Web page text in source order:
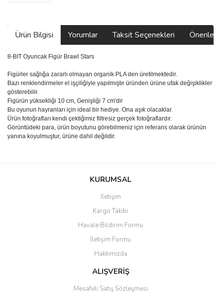
Ürün Bilgisi Yorumlar Taksit Seçenekleri
8-BIT Oyuncak Figür Brawl Stars
Figürler sağlığa zararlı olmayan organik PLA den üretilmektedir.
Bazı renklendirmeler el işçiliğiyle yapılmıştır üründen ürüne ufak değişiklikler
gösterebilir.
Figürün yüksekliği 10 cm, Genişliği 7 cm'dir
Bu oyunun hayranları için ideal bir hediye. Ona aşık olacaklar.
Ürün fotoğrafları kendi çektiğimiz filtresiz gerçek fotoğraflardır.
Görüntüdeki para, ürün boyutunu görebilmeniz için referans olarak ürünün
yanına koyulmuştur, ürüne dahil değildir.
Bu ürüne ilk yorumu siz yapın!
Ürün resmi kalitesiz, bozuk veya görüntülenemiyor.
Ürün açıklamasında eksik bilgiler bulunuyor.
Ürün bilgilerinde hatalar bulunuyor.
Ürün fiyatı diğer sitelerden daha pahalı.
Bu ürüne benzer farklı alternatifler olmalı.
KURUMSAL
İletişim
Kargo Takibi
Havale Bildirim Formu
İletişim Formu
Hakkımızda
ALIŞVERİŞ
Mesafeli Satış Sözleşmesi